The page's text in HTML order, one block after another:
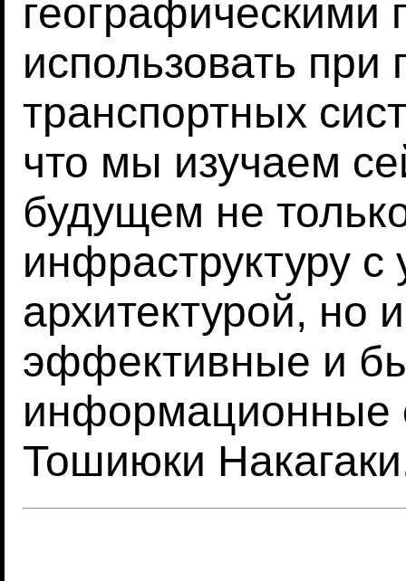
географическими
использовать при
транспортных
что мы изучаем
будущем не
инфраструктуру
архитектурой, но
эффективные и
информационные
Тошиюки